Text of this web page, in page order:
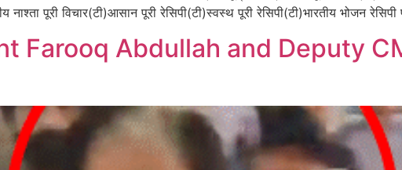
नाश्ता पूरी विचार(टी)आसान पूरी रेसिपी(टी)स्वस्थ पूरी रेसिपी(टी)भारतीय भोजन रेसिपी
Farooq Abdullah and Deputy